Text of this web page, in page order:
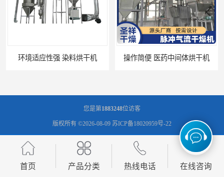
操作简便 医药中间体烘干机
您是第1883248位访客
版权所有 ©2026-08-09 苏ICP备18020959号-22
技术支持： 八方资源网 管理员入口 网站地图
首页 产品分类 热线电话 在线咨询